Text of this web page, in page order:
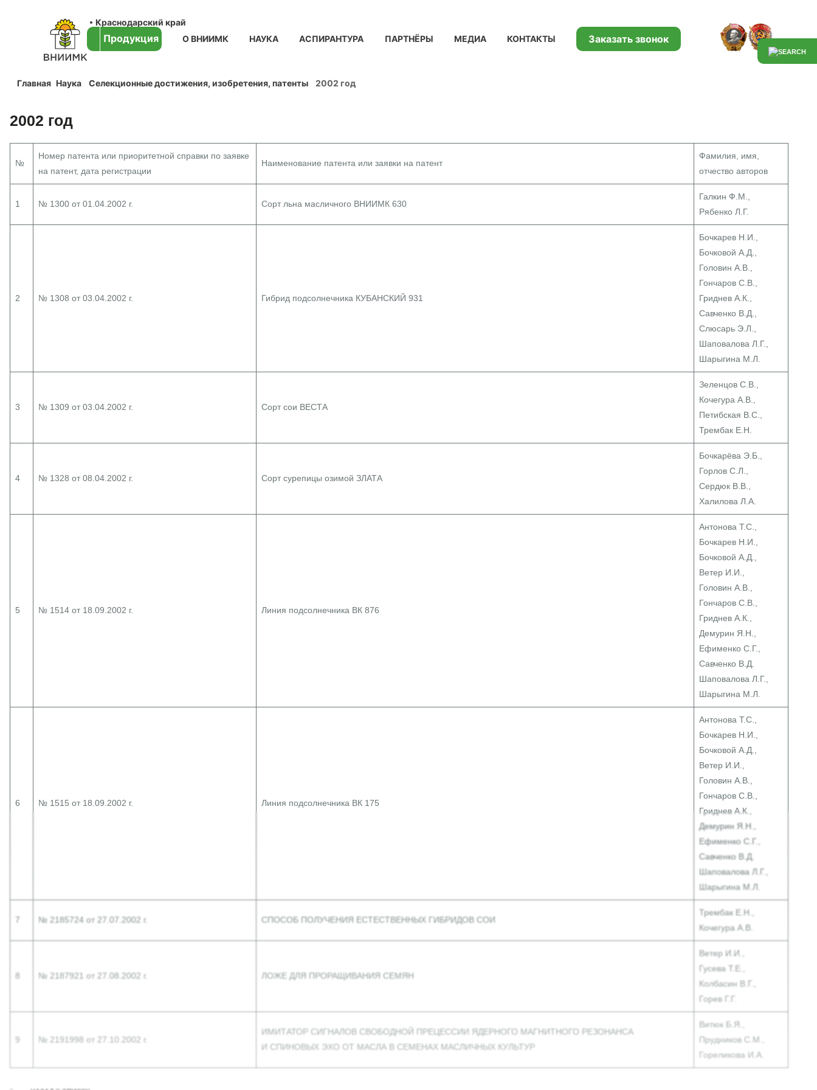
Краснодарский край
Продукция О ВНИИМК НАУКА АСПИРАНТУРА ПАРТНЁРЫ МЕДИА КОНТАКТЫ Заказать звонок
Главная Наука Селекционные достижения, изобретения, патенты 2002 год
2002 год
№
Номер патента или приоритетной справки по заявке
на патент, дата регистрации
Наименование патента или заявки на патент
Фамилия, имя,
отчество авторов
1 № 1300 от 01.04.2002 г. Сорт льна масличного ВНИИМК 630
Галкин Ф.М.,
Рябенко Л.Г.
2 № 1308 от 03.04.2002 г. Гибрид подсолнечника КУБАНСКИЙ 931
Бочкарев Н.И.,
Бочковой А.Д.,
Головин А.В.,
Гончаров С.В.,
Гриднев А.К.,
Савченко В.Д.,
Слюсарь Э.Л.,
Шаповалова Л.Г.,
Шарыгина М.Л.
3 № 1309 от 03.04.2002 г. Сорт сои ВЕСТА
Зеленцов С.В.,
Кочегура А.В.,
Петибская В.С.,
Трембак Е.Н.
4 № 1328 от 08.04.2002 г. Сорт сурепицы озимой ЗЛАТА
Бочкарёва Э.Б.,
Горлов С.Л.,
Сердюк В.В.,
Халилова Л.А.
5 № 1514 от 18.09.2002 г. Линия подсолнечника ВК 876
Антонова Т.С.,
Бочкарев Н.И.,
Бочковой А.Д.,
Ветер И.И.,
Головин А.В.,
Гончаров С.В.,
Гриднев А.К.,
Демурин Я.Н.,
Ефименко С.Г.,
Савченко В.Д.
Шаповалова Л.Г.,
Шарыгина М.Л.
6 № 1515 от 18.09.2002 г. Линия подсолнечника ВК 175
Антонова Т.С.,
Бочкарев Н.И.,
Бочковой А.Д.,
Ветер И.И.,
Головин А.В.,
Гончаров С.В.,
Гриднев А.К.,
Демурин Я.Н.,
Ефименко С.Г.,
Савченко В.Д.
Шаповалова Л.Г.,
Шарыгина М.Л.
7 № 2185724 от 27.07.2002 г. СПОСОБ ПОЛУЧЕНИЯ ЕСТЕСТВЕННЫХ ГИБРИДОВ СОИ
Трембак Е.Н.,
Кочегура А.В.
8 № 2187921 от 27.08.2002 г. ЛОЖЕ ДЛЯ ПРОРАЩИВАНИЯ СЕМЯН
Ветер И.И.,
Гусева Т.Е.,
Колбасин В.Г.,
Горев Г.Г.
9 № 2191998 от 27.10.2002 г.
ИМИТАТОР СИГНАЛОВ СВОБОДНОЙ ПРЕЦЕССИИ ЯДЕРНОГО МАГНИТНОГО РЕЗОНАНСА
И СПИНОВЫХ ЭХО ОТ МАСЛА В СЕМЕНАХ МАСЛИЧНЫХ КУЛЬТУР
Витюк Б.Я.,
Прудников С.М.,
Гореликова И.А.